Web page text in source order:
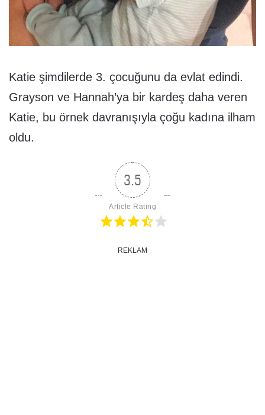
Katie şimdilerde 3. çocuğunu da evlat edindi.
Grayson ve Hannah’ya bir kardeş daha veren
Katie, bu örnek davranışıyla çoğu kadına ilham
oldu.
3.5
Article Rating
REKLAM